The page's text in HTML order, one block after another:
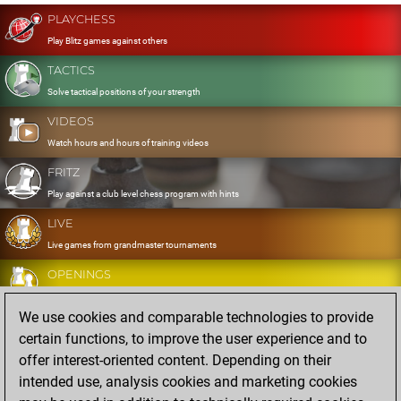
PLAYCHESS
Play Blitz games against others
TACTICS
Solve tactical positions of your strength
VIDEOS
Watch hours and hours of training videos
FRITZ
Play against a club level chess program with hints
LIVE
Live games from grandmaster tournaments
OPENINGS
Develop and exercise your openings
DATABASE
Eight million strong games
MYGAMES
Store and analyse your own games in the cloud
We use cookies and comparable technologies to provide
certain functions, to improve the user experience and to
offer interest-oriented content. Depending on their
intended use, analysis cookies and marketing cookies